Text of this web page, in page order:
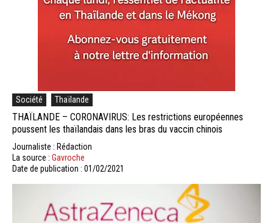
Société Thaïlande
THAÏLANDE – CORONAVIRUS: Les restrictions européennes
poussent les thaïlandais dans les bras du vaccin chinois
Journaliste : Rédaction
La source : Gavroche
Date de publication : 01/02/2021